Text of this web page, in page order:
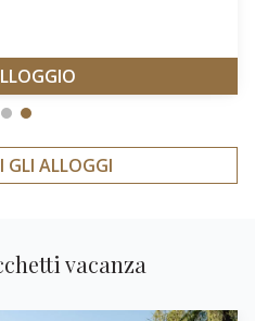
GLI ALLOGGI
vacanza